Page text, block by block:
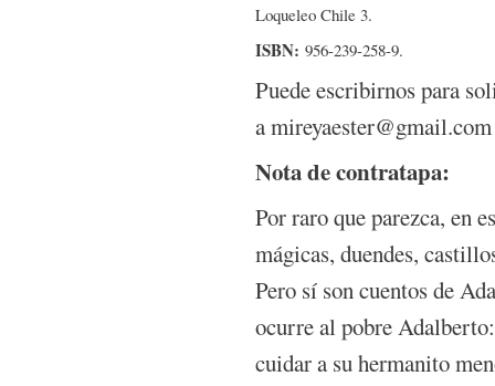
Loqueleo Chile 3.
ISBN: 956-239-258-9.
Puede escribirnos para
a mireyaester@gmail.com
Nota de contratapa:
Por raro que parezca, en
mágicas, duendes,
Pero sí son cuentos de
ocurre al pobre
cuidar a su hermanito